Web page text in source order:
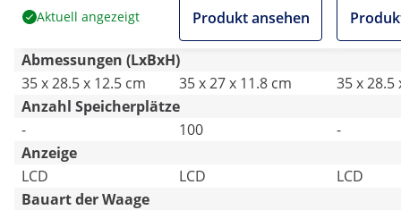
Aktuell angezeigt Produkt ansehen
Abmessungen (LxBxH)
35 x 28.5 x 12.5 cm
35 x 27 x 11.8 cm
35 x 28.5
Anzahl Speicherplätze
-
100
-
Anzeige
LCD
LCD
LCD
Bauart der Waage